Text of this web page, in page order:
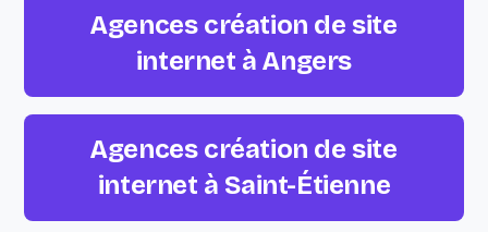
Agences création de site
internet à Angers
Agences création de site
internet à Saint-Étienne